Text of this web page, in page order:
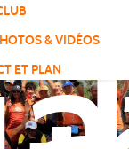
& VIDÉOS
ET PLAN